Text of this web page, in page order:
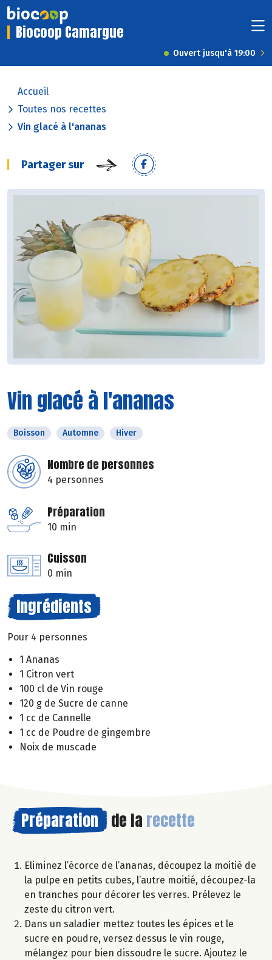
Biocoop Camargue
Ouvert jusqu'à 19:00
Accueil
Toutes nos recettes
Vin glacé à l'ananas
Partager sur
Vin glacé à l'ananas
Boisson Automne Hiver
Nombre de personnes
4 personnes
Préparation
10 min
Cuisson
0 min
Ingrédients
Pour 4 personnes
1 Ananas
1 Citron vert
100 cl de Vin rouge
120 g de Sucre de canne
1 cc de Cannelle
1 cc de Poudre de gingembre
Noix de muscade
Préparation de la recette
Eliminez l’écorce de l’ananas, découpez la moitié de
la pulpe en petits cubes, l’autre moitié, découpez-la
en tranches pour décorer les verres. Prélevez le
zeste du citron vert.
Dans un saladier mettez toutes les épices et le
sucre en poudre, versez dessus le vin rouge,
mélangez pour bien dissoudre le sucre. Ajoutez le